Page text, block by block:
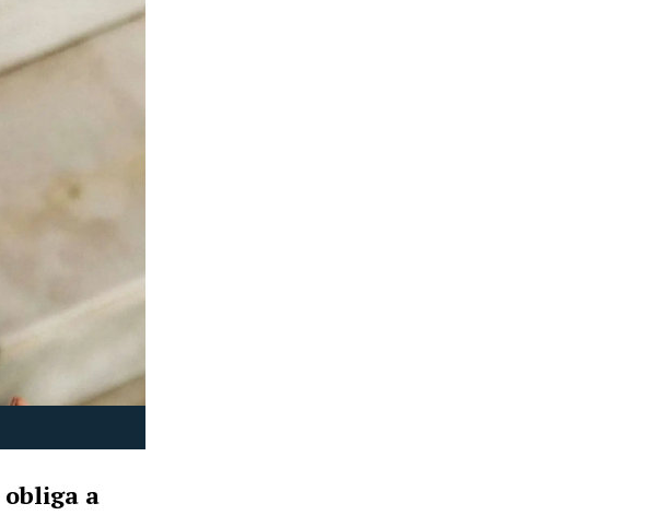
obliga a